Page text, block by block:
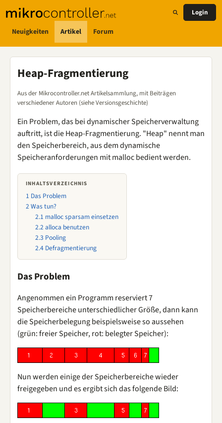
Neuigkeiten Artikel Forum
Login
Heap-Fragmentierung
Aus der Mikrocontroller.net Artikelsammlung, mit Beiträgen
verschiedener Autoren (siehe Versionsgeschichte)
Ein Problem, das bei dynamischer Speicherverwaltung
auftritt, ist die Heap-Fragmentierung. "Heap" nennt man
den Speicherbereich, aus dem dynamische
Speicheranforderungen mit malloc bedient werden.
INHALTSVERZEICHNIS
1 Das Problem
2 Was tun?
2.1 malloc sparsam einsetzen
2.2 alloca benutzen
2.3 Pooling
2.4 Defragmentierung
Das Problem
Angenommen ein Programm reserviert 7
Speicherbereiche unterschiedlicher Größe, dann kann
die Speicherbelegung beispielsweise so aussehen
(grün: freier Speicher, rot: belegter Speicher):
Nun werden einige der Speicherbereiche wieder
freigegeben und es ergibt sich das folgende Bild: